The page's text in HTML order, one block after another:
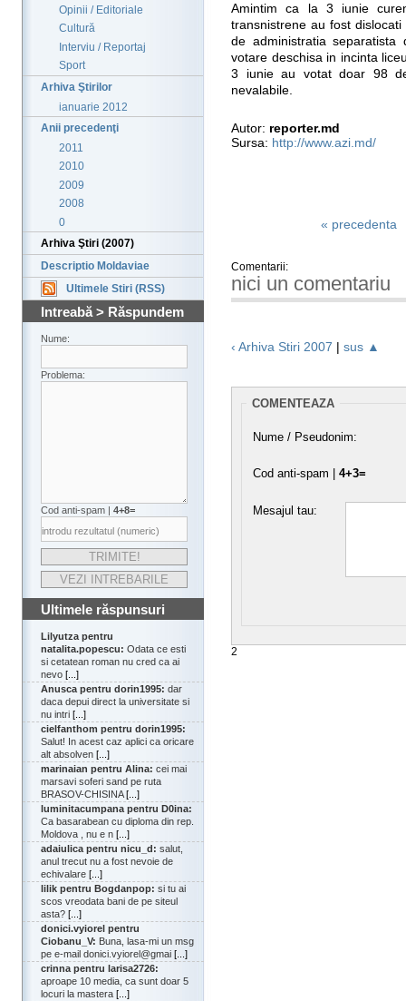
Opinii / Editoriale
Cultură
Interviu / Reportaj
Sport
Arhiva Ştirilor
ianuarie 2012
Anii precedenţi
2011
2010
2009
2008
0
Arhiva Ştiri (2007)
Descriptio Moldaviae
Ultimele Stiri (RSS)
Intreabă > Răspundem
Nume:
Problema:
Cod anti-spam | 4+8=
Ultimele răspunsuri
Lilyutza pentru
natalita.popescu: Odata ce esti
si cetatean roman nu cred ca ai
nevo [...]
Anusca pentru dorin1995: dar
daca depui direct la universitate si
nu intri [...]
cielfanthom pentru dorin1995:
Salut! In acest caz aplici ca oricare
alt absolven [...]
marinaian pentru Alina: cei mai
marsavi soferi sand pe ruta
BRASOV-CHISINA[...]
luminitacumpana pentru D0ina:
Ca basarabean cu diploma din rep.
Moldova , nu e n [...]
adaiulica pentru nicu_d: salut,
anul trecut nu a fost nevoie de
echivalare [...]
lilik pentru Bogdanpop: si tu ai
scos vreodata bani de pe siteul
asta? [...]
donici.vyiorel pentru
Ciobanu_V: Buna, lasa-mi un msg
pe e-mail donici.vyiorel@gmai [...]
crinna pentru larisa2726:
aproape 10 media, ca sunt doar 5
locuri la mastera [...]
Amintim ca la 3 iunie
transnistrene au fost
de administratia
votare deschisa in incinta
3 iunie au votat doar 98
nevalabile.
Autor: reporter.md
Sursa: http://www.azi.md/
« precedenta
Comentarii:
nici un comentariu
‹ Arhiva Stiri 2007 | sus ▲
COMENTEAZA
Nume / Pseudonim:
Cod anti-spam | 4+3=
Mesajul tau:
2